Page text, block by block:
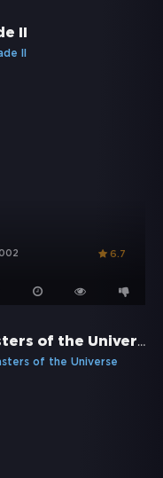
II
6.7
Masters of the Universe